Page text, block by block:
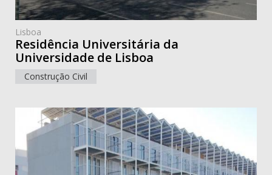
Lisboa
Residência Universitária da
Universidade de Lisboa
Construção Civil